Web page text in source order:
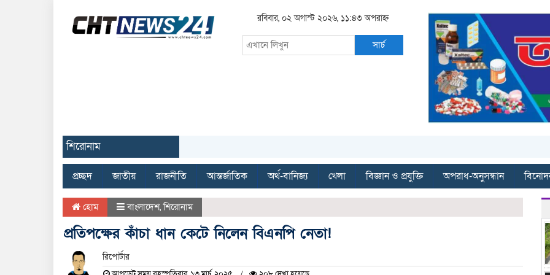
রবিবার, ০২ অগাস্ট ২০২৬, ১১:৪৩ অপরাহ্ন
সার্চ
শিরোনাম
প্রচ্ছদ জাতীয় রাজনীতি আন্তর্জাতিক অর্থ-বানিজ্য খেলা বিজ্ঞান ও প্রযুক্তি অপরাধ-অনুসন্ধান
হোম বাংলাদেশ,শিরোনাম
প্রতিপক্ষের কাঁচা ধান কেটে নিলেন বিএনপি নেতা!
রিপোর্টার